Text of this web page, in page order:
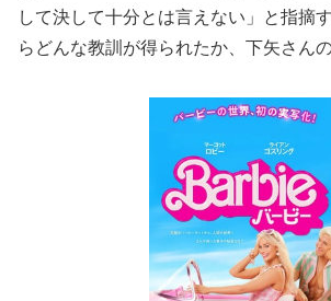
して決して十分とは言えない」と指摘
らどんな教訓が得られたか、下矢さん